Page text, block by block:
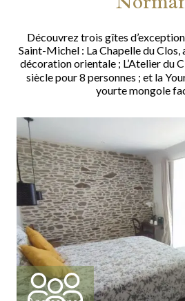
Découvrez trois gîtes
Saint-Michel : La Chapelle du Clos,
décoration orientale ; L’Atelier du
siècle pour 8 personnes ; et la
yourte mongole